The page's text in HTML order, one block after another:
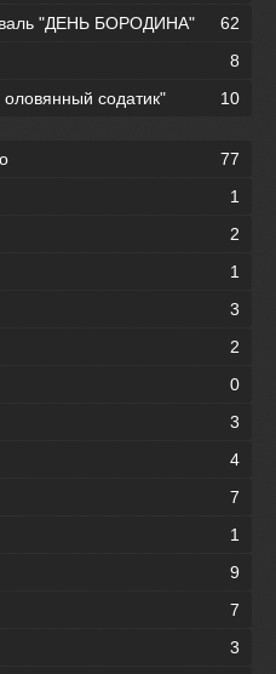
"ДЕНЬ БОРОДИНА"
62
8
содатик"
10
77
1
2
1
3
2
0
3
4
7
1
9
7
3